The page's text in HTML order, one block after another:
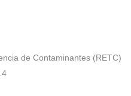
de Contaminantes (RETC)